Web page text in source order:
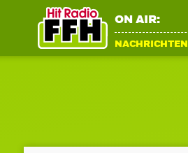
ON AIR:
NACHRICHTEN